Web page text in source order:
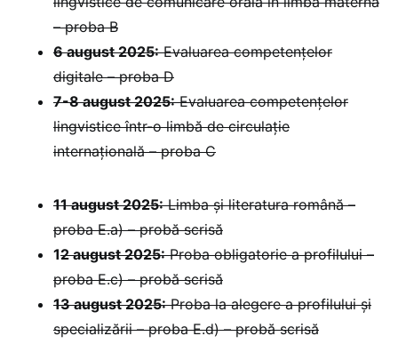
– proba B
6 august 2025:⁠Evaluarea competențelor
digitale – proba D
7-8 august 2025:Evaluarea competențelor
lingvistice într-o limbă de circulație
internațională – proba C
11 august 2025:Limba și literatura română –
proba E.a) – probă scrisă
12 august 2025:Proba obligatorie a profilului –
proba E.c) – probă scrisă
13 august 2025:Proba la alegere a profilului și
specializării – proba E.d) – probă scrisă